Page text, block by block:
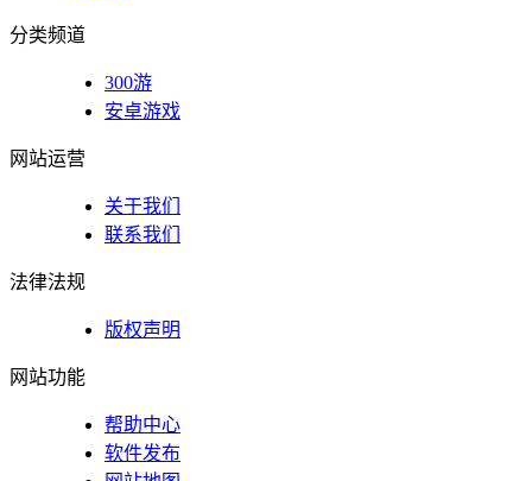
分类频道
300游
安卓游戏
网站运营
关于我们
联系我们
法律法规
版权声明
网站功能
帮助中心
软件发布